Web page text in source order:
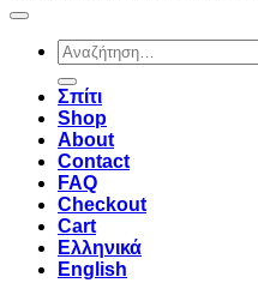
Αναζήτηση
για:
Σπίτι
Shop
About
Contact
FAQ
Checkout
Cart
Ελληνικά
English